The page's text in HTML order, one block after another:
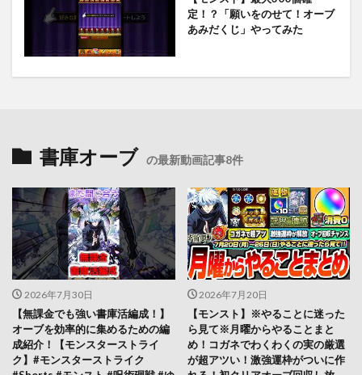
定！？「願いをのせて！オーブ
あみだくじ」やってみた
書庫オーブ の最新動画記事8件
2026年7月30日
【無課金でも強い書庫活編成！】
オーブを効率的に集めるための編
成紹介！【モンスターストライ
ク】#モンスターストライク
2026年7月20日
【モンスト】※やることに迷った
ら見て※月曜からやることまと
め！コガネでわくわくの実の厳選
が超アツい！激強運枠がついに作